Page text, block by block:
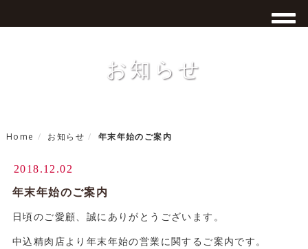
お知らせ
Home お知らせ 年末年始のご案内
2018.12.02
年末年始のご案内
日頃のご愛顧、誠にありがとうございます。
中込精肉店より年末年始の営業に関するご案内です。